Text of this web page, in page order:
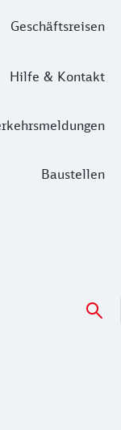
Geschäftsreisen
Hilfe & Kontakt
Baustellen